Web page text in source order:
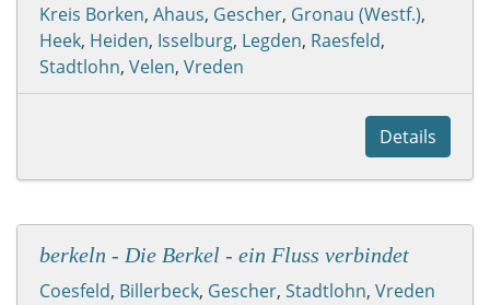
Kreis Borken, Ahaus, Gescher, Gronau (Westf.),
Heek, Heiden, Isselburg, Legden, Raesfeld,
Stadtlohn, Velen, Vreden
Details
berkeln - Die Berkel - ein Fluss verbindet
Coesfeld, Billerbeck, Gescher, Stadtlohn, Vreden